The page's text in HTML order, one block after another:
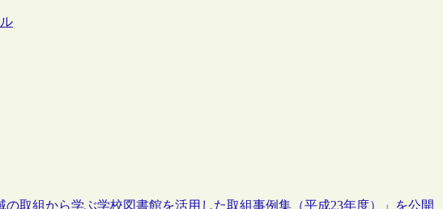
取組から学ぶ学校図書館を活用した取組事例集（平成23年度）」を公開